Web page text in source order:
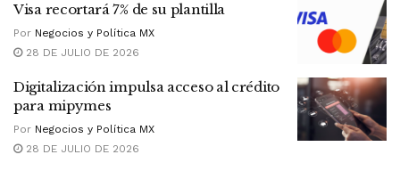
Visa recortará 7% de su plantilla
Por Negocios y Política MX
28 DE JULIO DE 2026
Digitalización impulsa acceso al crédito
para mipymes
Por Negocios y Política MX
28 DE JULIO DE 2026